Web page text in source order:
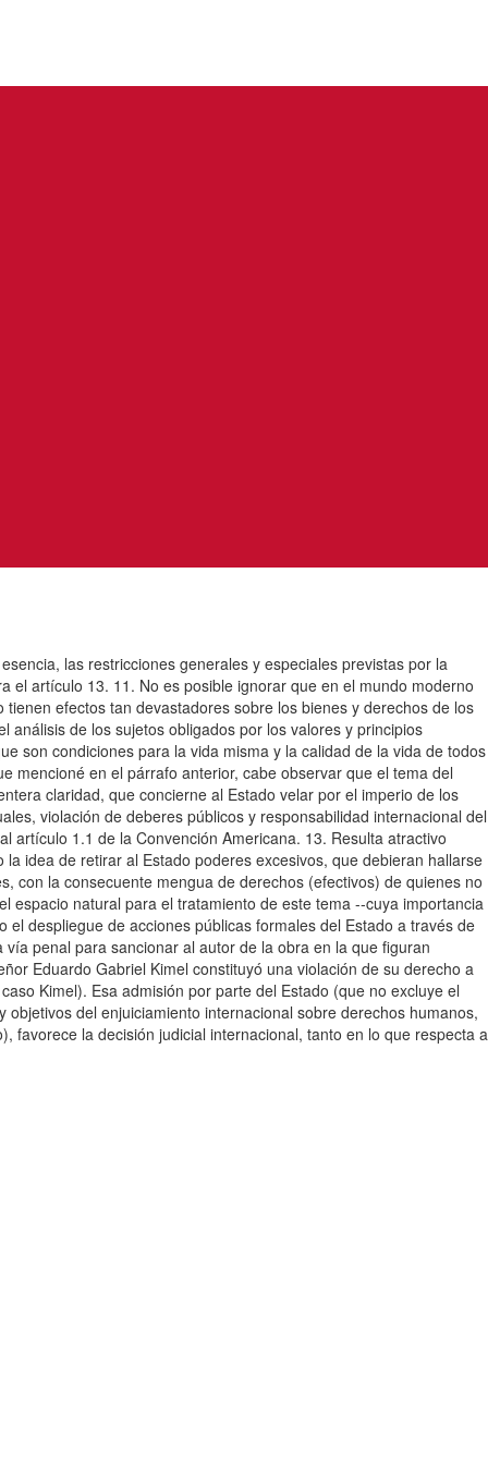
las restricciones generales y especiales previstas por la
el artículo 13. 11. No es posible ignorar que en el mundo moderno
efectos tan devastadores sobre los bienes y derechos de los
de los sujetos obligados por los valores y principios
son condiciones para la vida misma y la calidad de la vida de todos
mencioné en el párrafo anterior, cabe observar que el tema del
claridad, que concierne al Estado velar por el imperio de los
violación de deberes públicos y responsabilidad internacional del
artículo 1.1 de la Convención Americana. 13. Resulta atractivo
idea de retirar al Estado poderes excesivos, que debieran hallarse
con la consecuente mengua de derechos (efectivos) de quienes no
espacio natural para el tratamiento de este tema --cuya importancia
despliegue de acciones públicas formales del Estado a través de
penal para sancionar al autor de la obra en la que figuran
Eduardo Gabriel Kimel constituyó una violación de su derecho a
Kimel). Esa admisión por parte del Estado (que no excluye el
del enjuiciamiento internacional sobre derechos humanos,
favorece la decisión judicial internacional, tanto en lo que respecta a